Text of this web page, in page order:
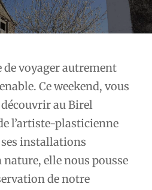
de voyager autrement
Ce weekend, vous
découvrir au Birel
l’artiste-plasticienne
ses installations
elle nous pousse
de notre